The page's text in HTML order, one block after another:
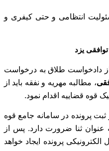
انتظامی و حتی کیفری و
یزد
دادخواست طلاق به درخواست
، مطالبه مهریه و نفقه باید از
قوه قضاییه اقدام نمود.
ثبت پرونده در سامانه جامع قوه
عنوان ثنا ضرورت دارد. پس از
پرونده ایجاد خواهد